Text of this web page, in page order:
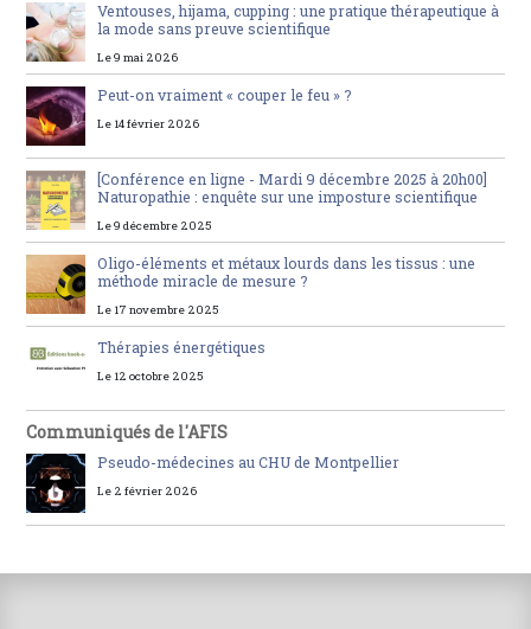
Ventouses, hijama, cupping : une pratique thérapeutique à
la mode sans preuve scientifique
Le 9 mai 2026
Peut-on vraiment « couper le feu » ?
Le 14 février 2026
[Conférence en ligne - Mardi 9 décembre 2025 à 20h00]
Naturopathie : enquête sur une imposture scientifique
Le 9 décembre 2025
Oligo-éléments et métaux lourds dans les tissus : une
méthode miracle de mesure ?
Le 17 novembre 2025
Thérapies énergétiques
Le 12 octobre 2025
Communiqués de l'AFIS
Pseudo-médecines au CHU de Montpellier
Le 2 février 2026